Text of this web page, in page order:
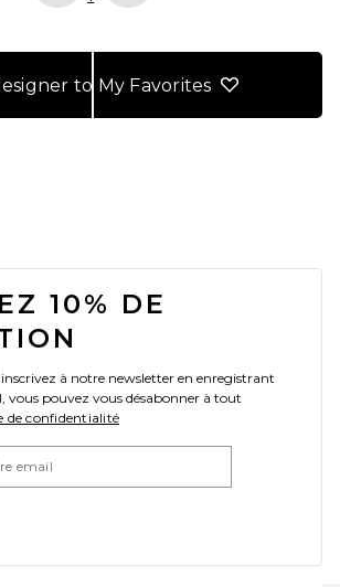
to My Favorites
10% DE
à notre newsletter en enregistrant
vous pouvez vous désabonner à tout
de confidentialité